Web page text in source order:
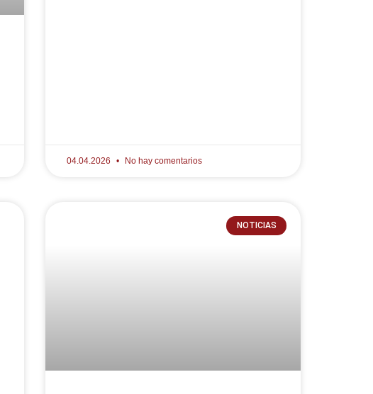
04.04.2026 No hay comentarios
NOTICIAS